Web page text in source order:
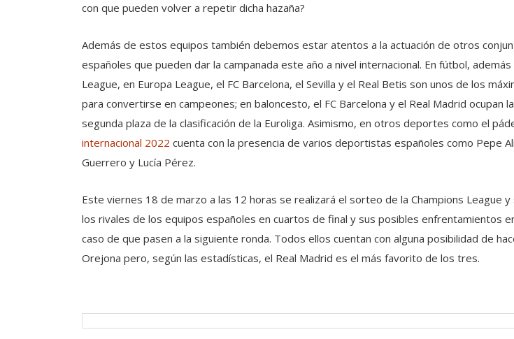
con que pueden volver a repetir dicha hazaña?
Además de estos equipos también debemos estar atentos a la actuación de otros
españoles que pueden dar la campanada este año a nivel internacional. En fútbol, además
League, en Europa League, el FC Barcelona, el Sevilla y el Real Betis son unos de los
para convertirse en campeones; en baloncesto, el FC Barcelona y el Real Madrid ocupan
segunda plaza de la clasificación de la Euroliga. Asimismo, en otros deportes como el
internacional 2022 cuenta con la presencia de varios deportistas españoles como Pepe
Guerrero y Lucía Pérez.
Este viernes 18 de marzo a las 12 horas se realizará el sorteo de la Champions League y
los rivales de los equipos españoles en cuartos de final y sus posibles enfrentamientos
caso de que pasen a la siguiente ronda. Todos ellos cuentan con alguna posibilidad de
Orejona pero, según las estadísticas, el Real Madrid es el más favorito de los tres.